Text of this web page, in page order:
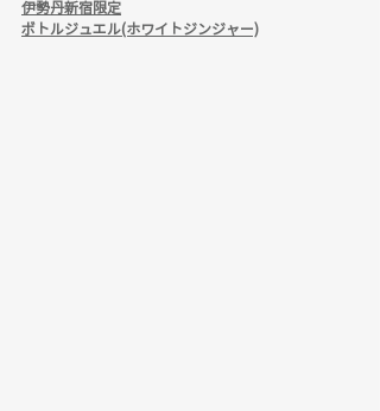
伊勢丹新宿限定
ボトルジュエル(ホワイトジンジャー)